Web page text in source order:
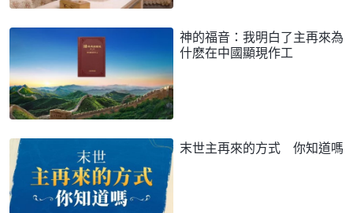
神的福音：我明白了主再來為
什麽在中國顯現作工
末世主再來的方式 你知道嗎